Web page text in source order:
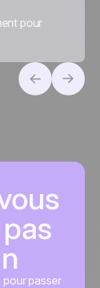
pour
passer